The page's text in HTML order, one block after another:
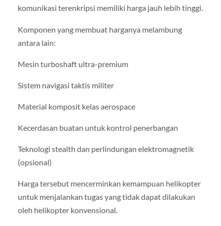
komunikasi terenkripsi memiliki harga jauh lebih tinggi.
Komponen yang membuat harganya melambung
antara lain:
Mesin turboshaft ultra-premium
Sistem navigasi taktis militer
Material komposit kelas aerospace
Kecerdasan buatan untuk kontrol penerbangan
Teknologi stealth dan perlindungan elektromagnetik
(opsional)
Harga tersebut mencerminkan kemampuan helikopter
untuk menjalankan tugas yang tidak dapat dilakukan
oleh helikopter konvensional.